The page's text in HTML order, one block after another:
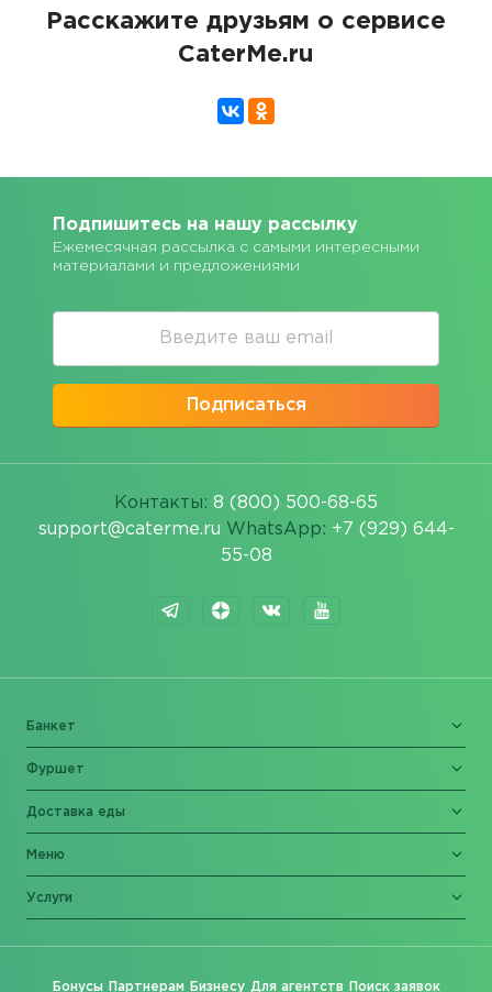
Расскажите друзьям о сервисе
CaterMe.ru
Подпишитесь на нашу рассылку
Ежемесячная рассылка с самыми интересными
материалами и предложениями
Подписаться
Контакты: 8 (800) 500-68-65
support@caterme.ru WhatsApp: +7 (929) 644-
55-08
Банкет
Фуршет
Доставка еды
Меню
Услуги
Бонусы Партнерам Бизнесу Для агентств Поиск заявок